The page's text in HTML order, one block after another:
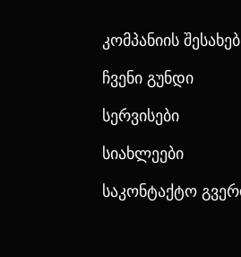
Კომპანიის Შესახებ
Ჩვენი Გუნდი
Სერვისები
Სიახლეები
Საკონტაქტო